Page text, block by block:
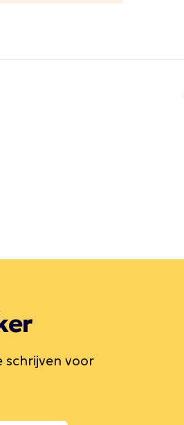
schrijven voor